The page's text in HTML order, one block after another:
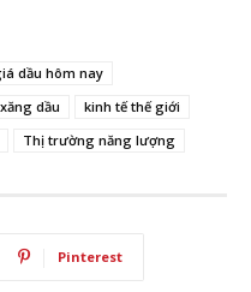
dầu hôm nay
dầu
kinh tế thế giới
Thị trường năng lượng
Pinterest